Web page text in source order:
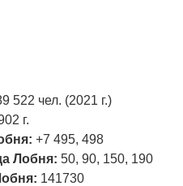
522 чел. (2021 г.)
г.
+7 495, 498
Лобня: 50, 90, 150, 190
141730